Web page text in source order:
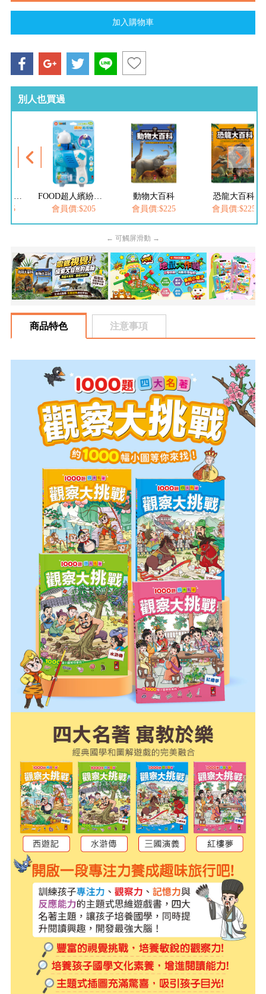
別人也買過
會員價:$205
動物大百科
會員價:$225
恐龍大百科
會員價:$225
← 可觸屏滑動 →
商品特色 注意事項